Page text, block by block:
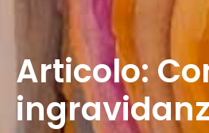
Articolo: